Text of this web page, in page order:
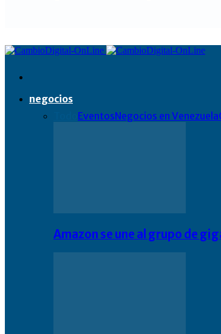
negocios
EventosNegocios en Venezuela
Amazon se une al grupo de